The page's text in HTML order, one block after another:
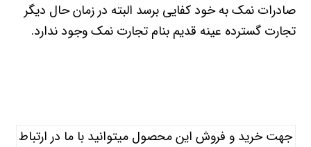
صادرات نمک به خود کفایی برسد البته در زمان حال دیگر
تجارت گسترده عینه قدیم بنام تجارت نمک وجود ندارد.
جهت خرید و فروش این محصول میتوانید با ما در ارتباط